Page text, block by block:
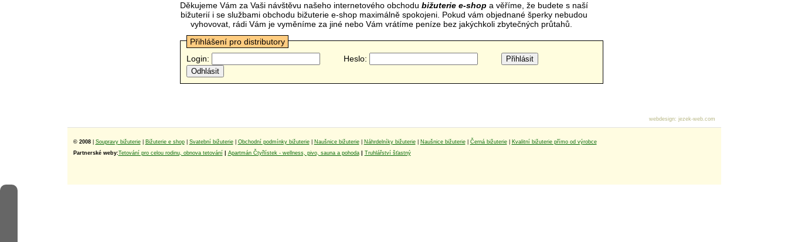
Děkujeme Vám za Vaši návštěvu našeho internetového obchodu bižuterie e-shop a věříme, že budete s naší
bižuterií i se službami obchodu bižuterie e-shop maximálně spokojeni. Pokud vám objednané šperky nebudou
vyhovovat, rádi Vám je vyměníme za jiné nebo Vám vrátíme peníze bez jakýchkoli zbytečných průtahů.
Přihlášení pro distributory
Login:
Heslo:
© 2008 Soupravy bižuterie| Bižuterie e shop| Svatební bižuterie| Obchodní podmínky bižuterie| Naušnice bižuterie| Náhrdelníky bižuterie| Naušnice bižuterie| Černá bižuterie|
Kvalitní bižuterie přímo od výrobce
Partnerské weby:Tetování pro celou rodinu, obnova tetování Apartmán Čtyřlístek - wellness, pivo, sauna a pohoda| Truhlářství šťastný
webdesign: jezek-web.com